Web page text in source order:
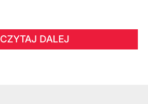
CZYTAJ DALEJ